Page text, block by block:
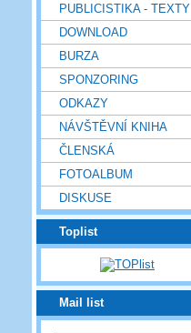
PUBLICISTIKA - TEXTY
DOWNLOAD
BURZA
SPONZORING
ODKAZY
NÁVŠTĚVNÍ KNIHA
ČLENSKÁ
FOTOALBUM
DISKUSE
Toplist
Mail list